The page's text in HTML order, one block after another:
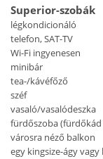
Superior-szobák
légkondicionáló
telefon, SAT-TV
Wi-Fi ingyenesen
minibár
tea-/kávéfőző
széf
vasaló/vasalódeszka
fürdőszoba (fürdőkád
városra néző balkon
egy kingsize-ágy